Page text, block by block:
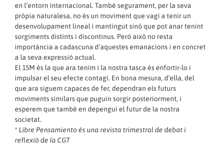
en l’entorn internacional. També segurament, per la seva
pròpia naturalesa, no és un moviment que vagi a tenir un
desenvolupament lineal i mantingut sinó que pot anar tenint
sorgiments distints i discontinus. Però això no resta
importància a cadascuna d’aquestes emanacions i en concret
a la seva expressió actual.
El 15M és la que ara tenim i la nostra tasca és enfortir-lo i
impulsar el seu efecte contagi. En bona mesura, d’ella, del
que ara siguem capaces de fer, dependran els futurs
moviments similars que puguin sorgir posteriorment, i
esperem que també en depengui el futur de la nostra
societat.
* Libre Pensamiento és una revista trimestral de debat i
reflexió de la CGT